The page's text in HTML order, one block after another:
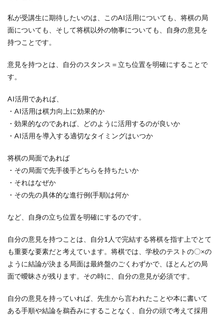
私が受講生に期待したいのは、このAI活用についても、将棋の局
面についても、そして将棋以外の物事についても、自身の意見を
持つことです。
意見を持つとは、自分のスタンス＝立ち位置を明確にすることで
す。
AI活用であれば、
・AI活用は棋力向上に効果的か
・効果的なのであれば、どのように活用するのが良いか
・AI活用を導入する適切なタイミングはいつか
将棋の局面であれば
・その局面で先手後手どちらを持ちたいか
・それはなぜか
・その先の具体的な進行例(手順)は何か
など、自身の立ち位置を明確にするのです。
自分の意見を持つことは、自分1人で完結する将棋を指す上でとて
も重要な要素だと考えています。将棋では、学校のテストの〇×の
ように結論が決まる局面は最終盤のごくわずかで、ほとんどの局
面で曖昧さが残ります。その時に、自分の意見が必須です。
自分の意見を持っていれば、先生から言われたことや本に書いて
ある手順や結論を鵜呑みにすることなく、自分の頭で考えて採用